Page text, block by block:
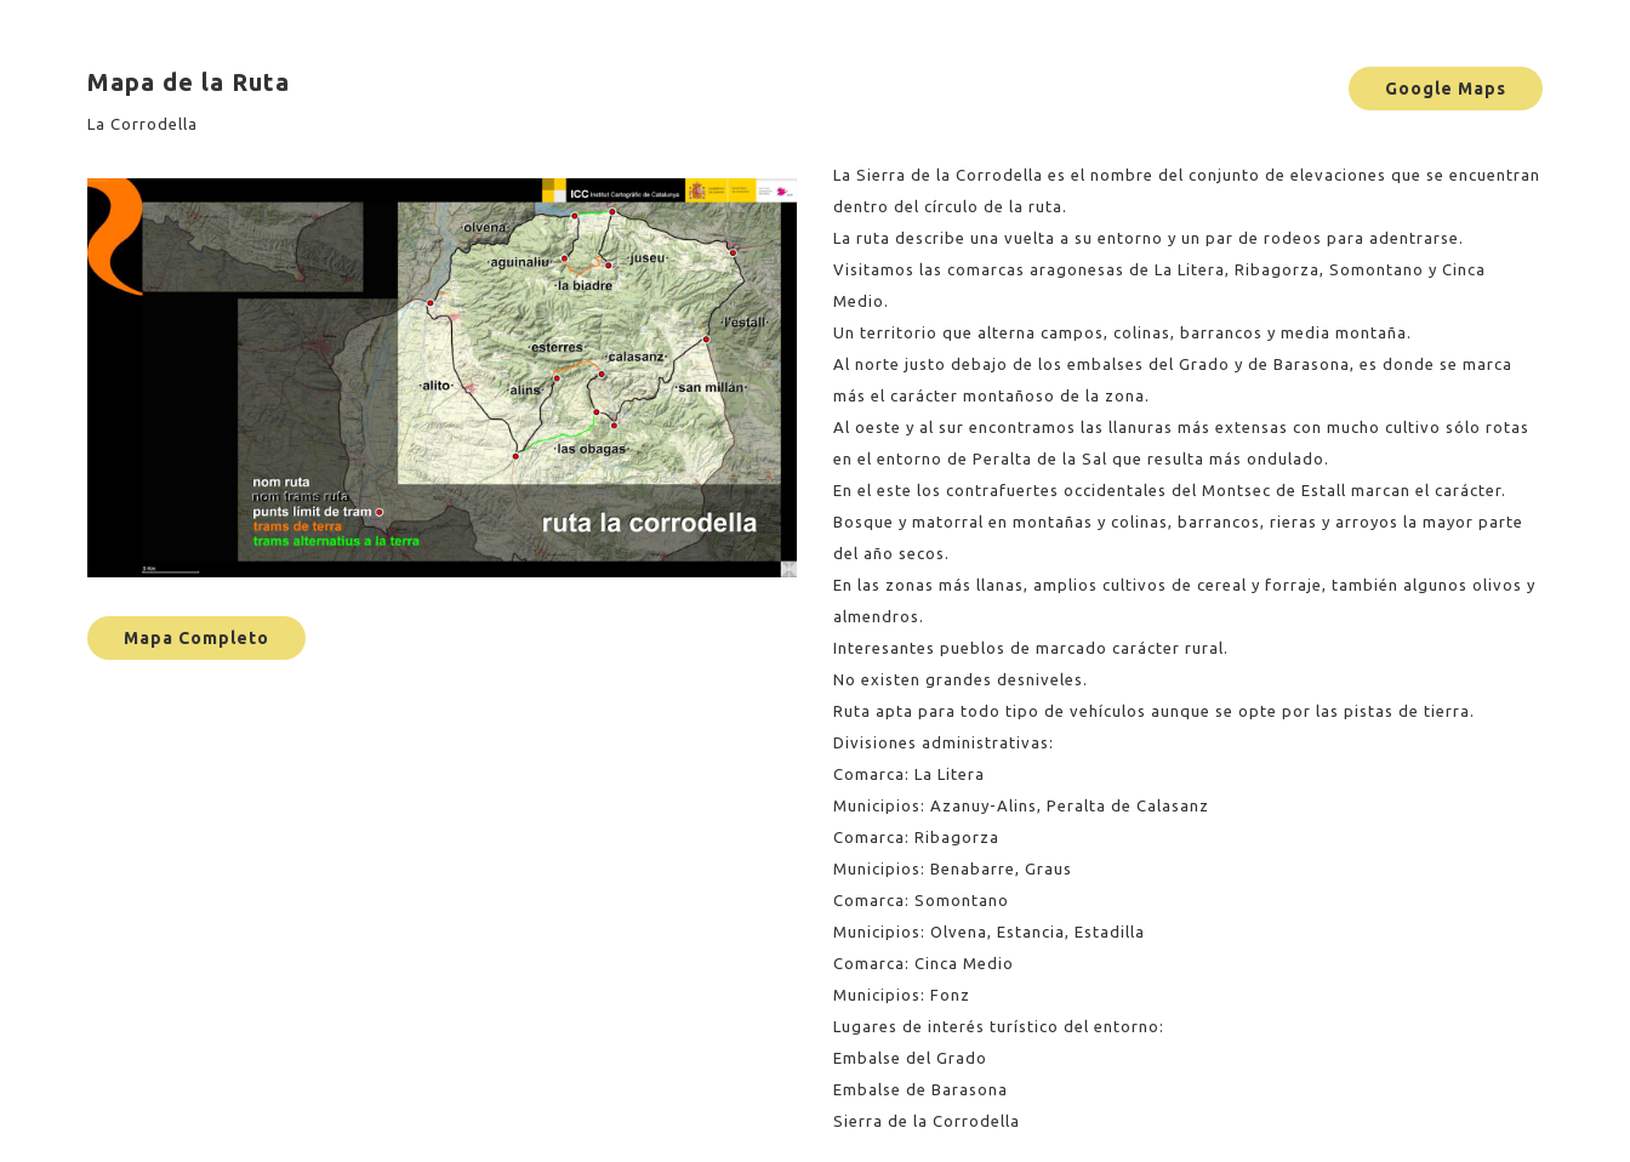
Mapa de la Ruta
La Corrodella
Google Maps
Mapa Completo
La Sierra de la Corrodella es el nombre del conjunto de elevaciones que se encuentran
dentro del círculo de la ruta.
La ruta describe una vuelta a su entorno y un par de rodeos para adentrarse.
Visitamos las comarcas aragonesas de La Litera, Ribagorza, Somontano y Cinca
Medio.
Un territorio que alterna campos, colinas, barrancos y media montaña.
Al norte justo debajo de los embalses del Grado y de Barasona, es donde se marca
más el carácter montañoso de la zona.
Al oeste y al sur encontramos las llanuras más extensas con mucho cultivo sólo rotas
en el entorno de Peralta de la Sal que resulta más ondulado.
En el este los contrafuertes occidentales del Montsec de Estall marcan el carácter.
Bosque y matorral en montañas y colinas, barrancos, rieras y arroyos la mayor parte
del año secos.
En las zonas más llanas, amplios cultivos de cereal y forraje, también algunos olivos y
almendros.
Interesantes pueblos de marcado carácter rural.
No existen grandes desniveles.
Ruta apta para todo tipo de vehículos aunque se opte por las pistas de tierra.
Divisiones administrativas:
Comarca: La Litera
Municipios: Azanuy-Alins, Peralta de Calasanz
Comarca: Ribagorza
Municipios: Benabarre, Graus
Comarca: Somontano
Municipios: Olvena, Estancia, Estadilla
Comarca: Cinca Medio
Municipios: Fonz
Lugares de interés turístico del entorno:
Embalse del Grado
Embalse de Barasona
Sierra de la Corrodella